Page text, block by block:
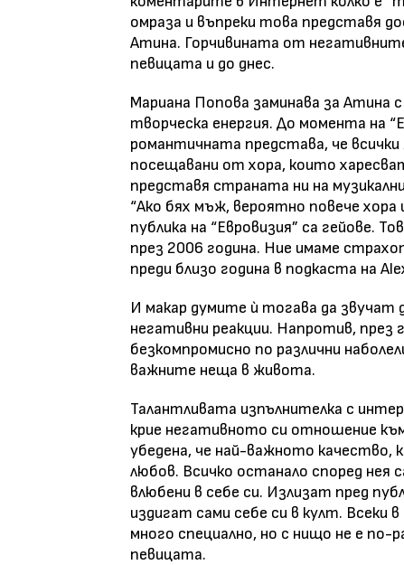
омраза и въпреки това представя
Атина. Горчивината от
певицата и до днес.
Мариана Попова заминава за Атина
творческа енергия. До момента на
романтичната представа, че
посещавани от хора, които
представя страната ни на
“Ако бях мъж, вероятно повече
публика на “Евровизия” са гейове.
през 2006 година. Ние имаме
преди близо година в подкаста на
И макар думите ѝ тогава да звучат
негативни реакции. Напротив,
безкомпромисно по различни
важните неща в живота.
Талантливата изпълнителка с
крие негативното си отношение
убедена, че най-важното качество,
любов. Всичко останало според нея
влюбени в себе си. Излизат пред
издигат сами себе си в култ. Всеки
много специално, но с нищо не е по-
певицата.